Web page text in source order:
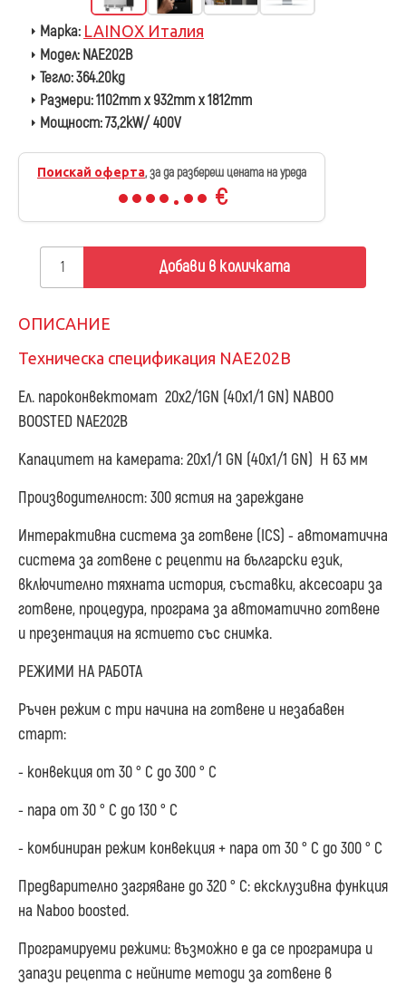
Поискай оферта, за да разбереш цената на уреда
€
Марка: LAINOX Италия
Модел:NAE202B
Тегло:364.20kg
Размери:1102mm x 932mm x 1812mm
Мощност:73,2kW/ 400V
Добави в количката
ОПИСАНИЕ
Техническа спецификация NAE202B
Ел. пароконвектомат 20х2/1GN (40x1/1 GN) NABOO
BOOSTED NAE202B
Капацитет на камерата: 20х1/1 GN (40x1/1 GN) H 63 мм
Производителност: 300 ястия на зареждане
Интерактивна система за готвене (ICS) - автоматична
система за готвене с рецепти на български език,
включително тяхната история, съставки, аксесоари за
готвене, процедура, програма за автоматично готвене
и презентация на ястието със снимка.
РЕЖИМИ НА РАБОТА
Ръчен режим с три начина на готвене и незабавен
старт:
- конвекция от 30 ° C до 300 ° C
- пара от 30 ° C до 130 ° C
- комбиниран режим конвекция + пара от 30 ° C до 300 ° C
Предварително загряване до 320 ° C: ексклузивна функция
на Naboo boosted.
Програмируеми режими: възможно е да се програмира и
запази рецепта с нейните методи за готвене в